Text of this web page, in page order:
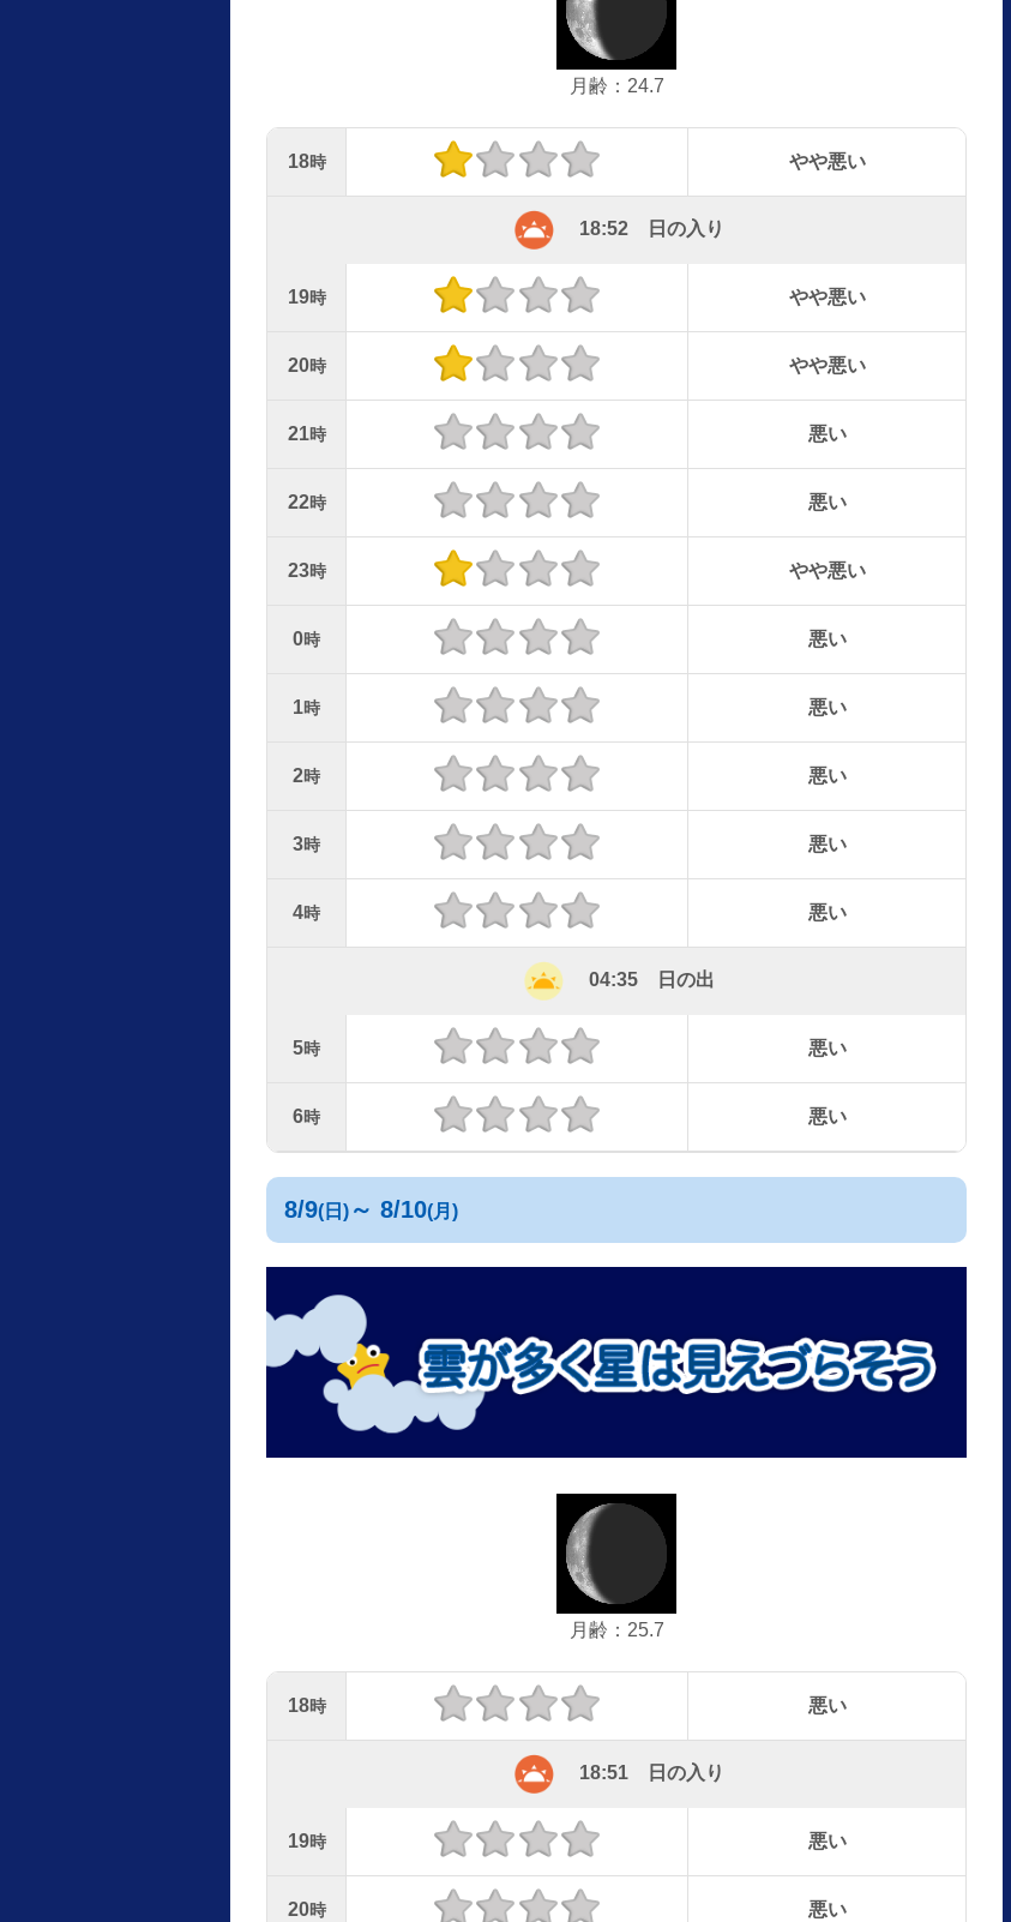
月齢：24.7
18時 やや悪い
18:52 日の入り
19時 やや悪い
20時 やや悪い
21時 悪い
22時 悪い
23時 やや悪い
0時 悪い
1時 悪い
2時 悪い
3時 悪い
4時 悪い
04:35 日の出
5時 悪い
6時 悪い
8/9(日) ～ 8/10(月)
月齢：25.7
18時 悪い
18:51 日の入り
19時 悪い
20時 悪い